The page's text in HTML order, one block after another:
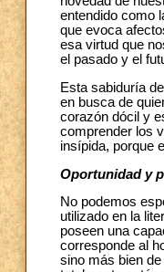
entendido como
que evoca
esa virtud que
el pasado y el
Esta sabiduría
en busca de
corazón dócil y
comprender los
insípida, porque
Oportunidad y
No podemos
utilizado en la
poseen una
corresponde al
sino más bien